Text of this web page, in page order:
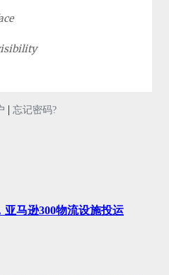
| 忘记密码?
亚马逊300物流设施投运